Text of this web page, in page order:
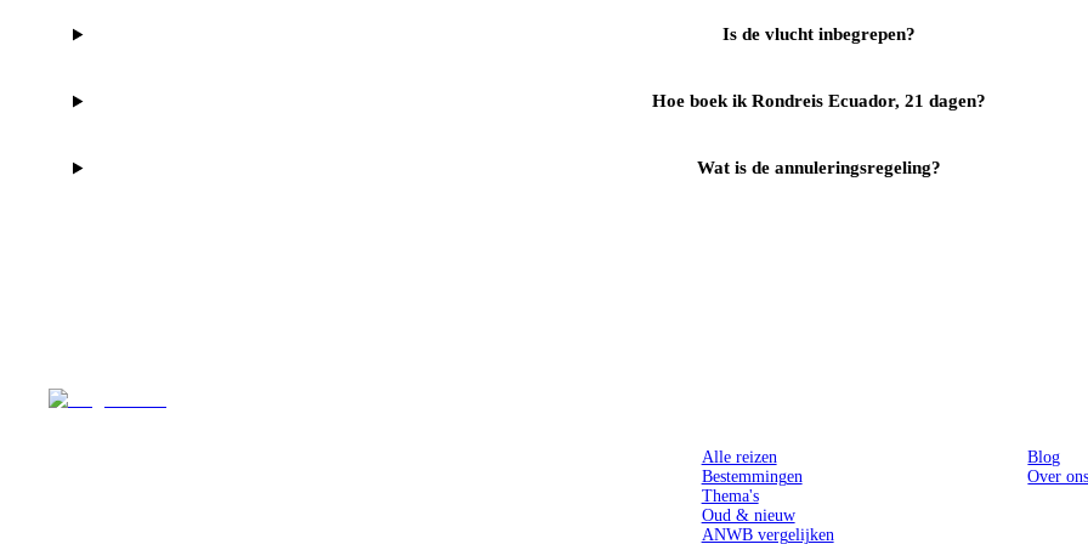
Is de vlucht inbegrepen?
Hoe boek ik Rondreis Ecuador, 21 dagen?
Wat is de annuleringsregeling?
Alle reizen
Bestemmingen
Thema's
Oud & nieuw
ANWB vergelijken
Blog
Over ons